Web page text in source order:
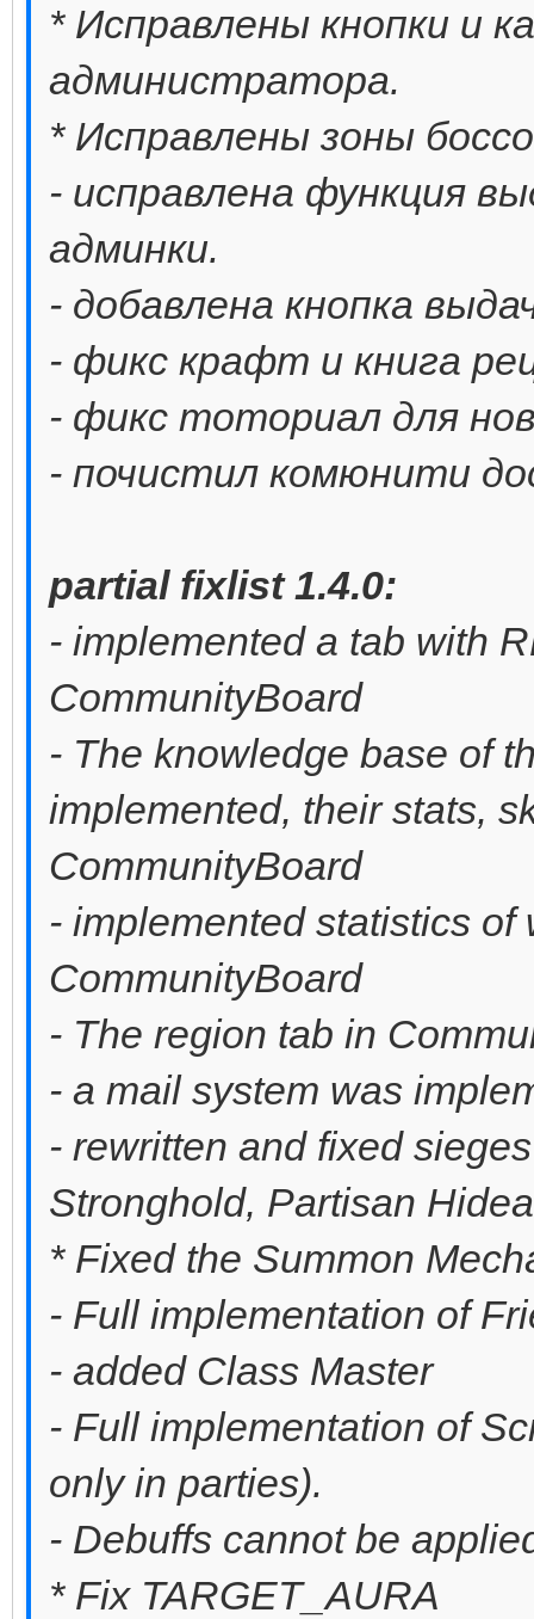
* Исправлены кнопки и
администратора.
* Исправлены зоны
- исправлена функция
админки.
- добавлена кнопка
- фикс крафт и книга
- фикс тоториал для
- почистил комюнити
partial fixlist 1.4.0:
- implemented a tab with
CommunityBoard
- The knowledge base of
implemented, their stats,
CommunityBoard
- implemented statistics
CommunityBoard
- The region tab in
- a mail system was
- rewritten and fixed
Stronghold, Partisan
* Fixed the Summon
- Full implementation of
- added Class Master
- Full implementation of
only in parties).
- Debuffs cannot be
* Fix TARGET_AURA